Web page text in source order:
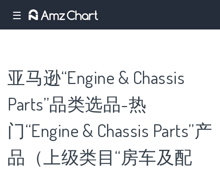
☰
亚马逊“Engine & Chassis
Parts”品类选品-热
门“Engine & Chassis Parts”产
品（上级类目“房车及配